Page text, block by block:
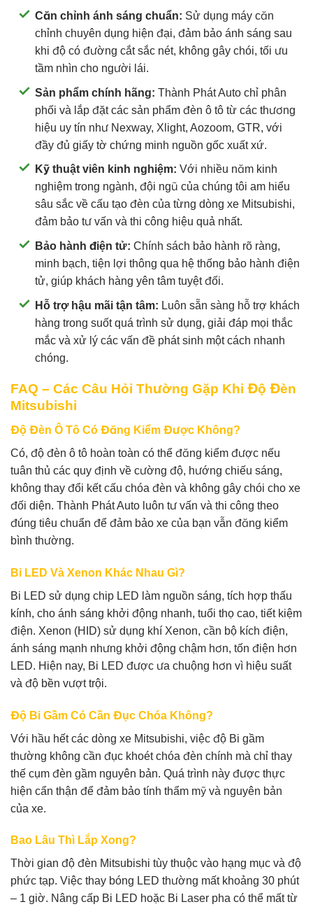
Căn chỉnh ánh sáng chuẩn: Sử dụng máy căn
chỉnh chuyên dụng hiện đại, đảm bảo ánh sáng sau
khi độ có đường cắt sắc nét, không gây chói, tối ưu
tầm nhìn cho người lái.
Sản phẩm chính hãng: Thành Phát Auto chỉ phân
phối và lắp đặt các sản phẩm đèn ô tô từ các thương
hiệu uy tín như Nexway, Xlight, Aozoom, GTR, với
đầy đủ giấy tờ chứng minh nguồn gốc xuất xứ.
Kỹ thuật viên kinh nghiệm: Với nhiều năm kinh
nghiệm trong ngành, đội ngũ của chúng tôi am hiểu
sâu sắc về cấu tạo đèn của từng dòng xe Mitsubishi,
đảm bảo tư vấn và thi công hiệu quả nhất.
Bảo hành điện tử: Chính sách bảo hành rõ ràng,
minh bạch, tiện lợi thông qua hệ thống bảo hành điện
tử, giúp khách hàng yên tâm tuyệt đối.
Hỗ trợ hậu mãi tận tâm: Luôn sẵn sàng hỗ trợ khách
hàng trong suốt quá trình sử dụng, giải đáp mọi thắc
mắc và xử lý các vấn đề phát sinh một cách nhanh
chóng.
FAQ – Các Câu Hỏi Thường Gặp Khi Độ Đèn
Mitsubishi
Độ Đèn Ô Tô Có Đăng Kiểm Được Không?
Có, độ đèn ô tô hoàn toàn có thể đăng kiểm được nếu
tuân thủ các quy định về cường độ, hướng chiếu sáng,
không thay đổi kết cấu chóa đèn và không gây chói cho xe
đối diện. Thành Phát Auto luôn tư vấn và thi công theo
đúng tiêu chuẩn để đảm bảo xe của bạn vẫn đăng kiểm
bình thường.
Bi LED Và Xenon Khác Nhau Gì?
Bi LED sử dụng chip LED làm nguồn sáng, tích hợp thấu
kính, cho ánh sáng khởi động nhanh, tuổi thọ cao, tiết kiệm
điện. Xenon (HID) sử dụng khí Xenon, cần bộ kích điện,
ánh sáng mạnh nhưng khởi động chậm hơn, tốn điện hơn
LED. Hiện nay, Bi LED được ưa chuộng hơn vì hiệu suất
và độ bền vượt trội.
Độ Bi Gầm Có Cần Đục Chóa Không?
Với hầu hết các dòng xe Mitsubishi, việc độ Bi gầm
thường không cần đục khoét chóa đèn chính mà chỉ thay
thế cụm đèn gầm nguyên bản. Quá trình này được thực
hiện cẩn thận để đảm bảo tính thẩm mỹ và nguyên bản
của xe.
Bao Lâu Thì Lắp Xong?
Thời gian độ đèn Mitsubishi tùy thuộc vào hạng mục và độ
phức tạp. Việc thay bóng LED thường mất khoảng 30 phút
– 1 giờ. Nâng cấp Bi LED hoặc Bi Laser pha có thể mất từ